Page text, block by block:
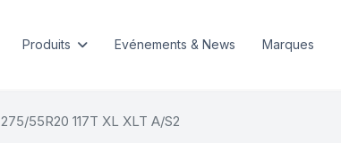
Produits Evénements & News Marques
275/55R20 117T XL XLT A/S2